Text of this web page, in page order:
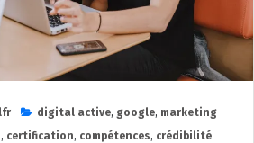
digital active, google, marketing
, certification, compétences, crédibilité